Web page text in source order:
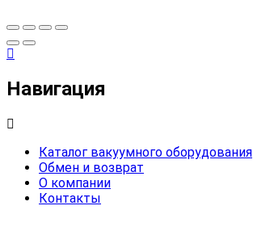
Навигация
Каталог вакуумного оборудования
Обмен и возврат
О компании
Контакты